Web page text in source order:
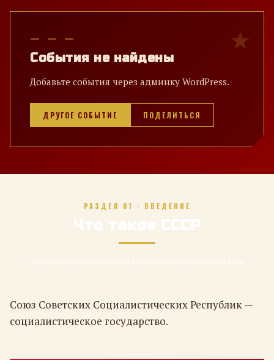
— — —
События не найдены
Добавьте события через админку WordPress.
ДРУГОЕ СОБЫТИЕ ПОДЕЛИТЬСЯ
РАЗДЕЛ 01 · ВВЕДЕНИЕ
Что такое СССР
Союз Советских Социалистических Республик —
социалистическое государство.